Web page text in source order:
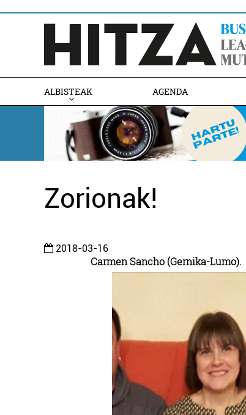
ALBISTEAK AGENDA
Zorionak!
2018-03-16
Carmen Sancho (Gernika-Lumo).